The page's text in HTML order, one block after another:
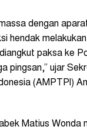
dengan
hendak
paksa ke
pingsan,” ujar
(AMPTPI)
Matius Wonda